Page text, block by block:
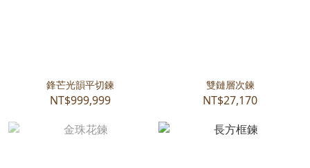
鋒芒光韻平切鍊
NT$999,999
雙鏈層次鍊
NT$27,170